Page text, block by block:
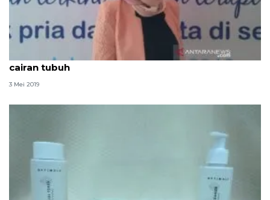
Mandi air hangat saat puasa percepat kehilangan
cairan tubuh
3 Mei 2019